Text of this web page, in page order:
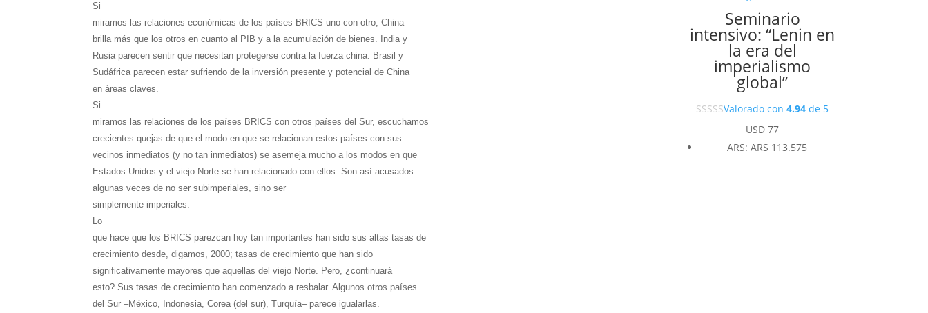
Si
miramos las relaciones económicas de los países BRICS uno con otro, China
brilla más que los otros en cuanto al PIB y a la acumulación de bienes. India y
Rusia parecen sentir que necesitan protegerse contra la fuerza china. Brasil y
Sudáfrica parecen estar sufriendo de la inversión presente y potencial de China
en áreas claves.
Si
miramos las relaciones de los países BRICS con otros países del Sur, escuchamos
crecientes quejas de que el modo en que se relacionan estos países con sus
vecinos inmediatos (y no tan inmediatos) se asemeja mucho a los modos en que
Estados Unidos y el viejo Norte se han relacionado con ellos. Son así acusados
algunas veces de no ser subimperiales, sino ser
simplemente imperiales.
Lo
que hace que los BRICS parezcan hoy tan importantes han sido sus altas tasas de
crecimiento desde, digamos, 2000; tasas de crecimiento que han sido
significativamente mayores que aquellas del viejo Norte. Pero, ¿continuará
esto? Sus tasas de crecimiento han comenzado a resbalar. Algunos otros países
del Sur –México, Indonesia, Corea (del sur), Turquía– parece igualarlas.
Seminario
intensivo: “Lenin en
la era del
imperialismo
global”
Valorado con4.94 de 5
USD 77
ARS:ARS 113.575